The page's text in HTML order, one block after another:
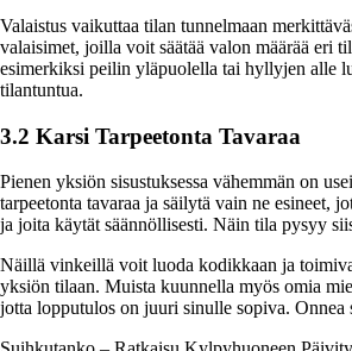
Valaistus vaikuttaa tilan tunnelmaan
valaisimet, joilla voit säätää valon määrää eri
esimerkiksi peilin yläpuolella tai hyllyjen alle
tilantuntua.
3.2 Karsi Tarpeetonta Tavaraa
Pienen yksiön sisustuksessa vähemmän on
tarpeetonta tavaraa ja säilytä vain ne esineet,
ja joita käytät säännöllisesti. Näin tila pysyy
Näillä vinkeillä voit luoda kodikkaan ja
yksiön tilaan. Muista kuunnella myös omia
jotta lopputulos on juuri sinulle sopiva. Onnea